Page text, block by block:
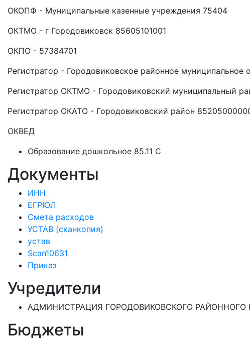
ОКОПФ - Муниципальные казенные учреждения 75404
ОКТМО - г Городовиковск 85605101001
ОКПО - 57384701
Регистратор - Городовиковское районное муниципальное
Регистратор ОКТМО - Городовиковский муниципальный
Регистратор ОКАТО - Городовиковский район
ОКВЕД
Образование дошкольное 85.11 C
Документы
ИНН
ЕГРЮЛ
Смета расходов
УСТАВ (сканкопия)
устав
Scan10631
Приказ
Учредители
АДМИНИСТРАЦИЯ ГОРОДОВИКОВСКОГО
Бюджеты